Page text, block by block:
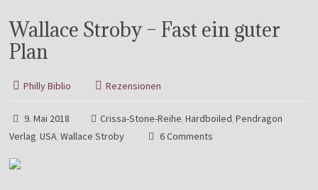
Wallace Stroby – Fast ein guter
Plan
Philly Biblio Rezensionen
9. Mai 2018 Crissa-Stone-Reihe,Hardboiled,Pendragon
Verlag,USA,Wallace Stroby 6 Comments